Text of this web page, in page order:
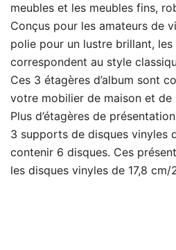
meubles et les meubles fins,
Conçus pour les amateurs de
polie pour un lustre brillant,
correspondent au style
Ces 3 étagères d’album sont
votre mobilier de maison et de
Plus d’étagères de
3 supports de disques vinyles
contenir 6 disques. Ces
les disques vinyles de 17,8